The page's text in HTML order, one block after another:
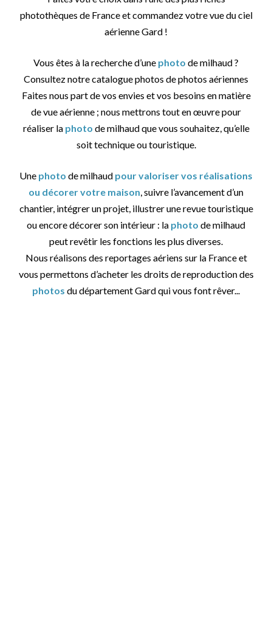
photothèques de France et commandez votre vue du ciel
aérienne Gard !
Vous êtes à la recherche d’une photo de milhaud ?
Consultez notre catalogue photos de photos aériennes
Faites nous part de vos envies et vos besoins en matière
de vue aérienne ; nous mettrons tout en œuvre pour
réaliser la photo de milhaud que vous souhaitez, qu’elle
soit technique ou touristique.
Une photo de milhaud pour valoriser vos réalisations
ou décorer votre maison, suivre l’avancement d’un
chantier, intégrer un projet, illustrer une revue touristique
ou encore décorer son intérieur : la photo de milhaud
peut revêtir les fonctions les plus diverses.
Nous réalisons des reportages aériens sur la France et
vous permettons d’acheter les droits de reproduction des
photos du département Gard qui vous font rêver...